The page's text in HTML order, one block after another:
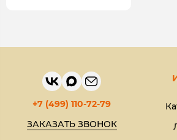
+7 (499) 110-72-79
ЗАКАЗАТЬ ЗВОНОК